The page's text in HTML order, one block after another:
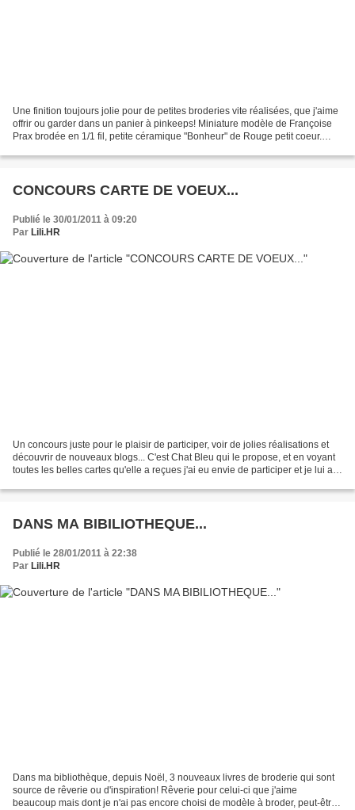
Une finition toujours jolie pour de petites broderies vite réalisées, que j'aime
offrir ou garder dans un panier à pinkeeps! Miniature modèle de Françoise
Prax brodée en 1/1 fil, petite céramique "Bonheur" de Rouge petit coeur.
CONCOURS CARTE DE VOEUX...
Publié le 30/01/2011 à 09:20
Par Lili.HR
Un concours juste pour le plaisir de participer, voir de jolies réalisations et
découvrir de nouveaux blogs... C'est Chat Bleu qui le propose, et en voyant
toutes les belles cartes qu'elle a reçues j'ai eu envie de participer et je lui ai
DANS MA BIBILIOTHEQUE...
Publié le 28/01/2011 à 22:38
Par Lili.HR
Dans ma bibliothèque, depuis Noël, 3 nouveaux livres de broderie qui sont
source de rêverie ou d'inspiration! Rêverie pour celui-ci que j'aime
beaucoup mais dont je n'ai pas encore choisi de modèle à broder, peut-être